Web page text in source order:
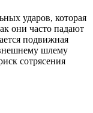
ударов, которая
они часто падают
подвижная
шлему
сотрясения